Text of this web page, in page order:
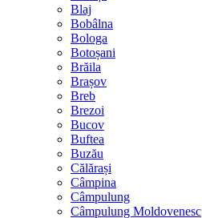
Blaj
Bobâlna
Bologa
Botoșani
Brăila
Brașov
Breb
Brezoi
Bucov
Buftea
Buzău
Călărași
Câmpina
Câmpulung
Câmpulung Moldovenesc